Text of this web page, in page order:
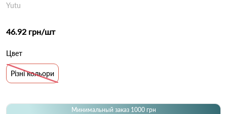
Yutu
46.92 грн/шт
Цвет
Різні кольори
Минимальный заказ 1000 грн